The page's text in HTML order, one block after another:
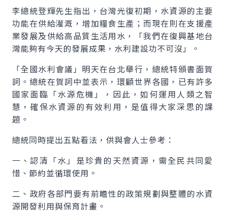
李總統登輝先生指出，台灣光復初期，水資源的主要
功能在供給灌溉，增加糧食生產；而現在則在支援產
業發展及供給高品質生活用水，「我們在復興基地台
灣能夠有今天的發展成果，水利建設功不可沒」。
「全國水利會議」明天在台北舉行，總統特頒書面賀
詞。總統在賀詞中並表示，環顧世界各國，已有許多
國家面臨「水源危機」，因此，如何運用人類之智
慧，確保水資源的有效利用，是值得大家深思的課
題。
總統同時提出五點看法，供與會人士參考：
一、認清「水」是珍貴的天然資源，需全民共同愛
惜、節約並循環使用。
二、政府各部門要有前瞻性的政策規劃與整體的水資
源開發利用與保育計畫。